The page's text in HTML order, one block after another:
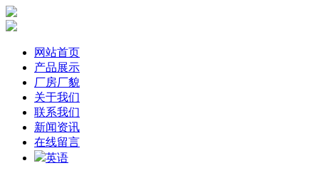
网站首页
产品展示
厂房厂貌
关于我们
联系我们
新闻资讯
在线留言
英语